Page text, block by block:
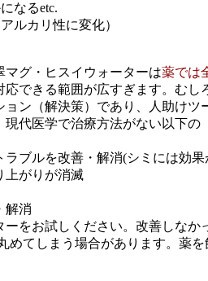
なるetc.
ルカリ性に変化）
グ・ヒスイウォーターは薬では
る範囲が広すぎます。むし
ョン（解決策）であ
学で治療方法がない以下の
ブルを改善・解消(シミには効果
上がりが消滅
解消
をお試しください。改善しなか
めてしまう場合があります。薬